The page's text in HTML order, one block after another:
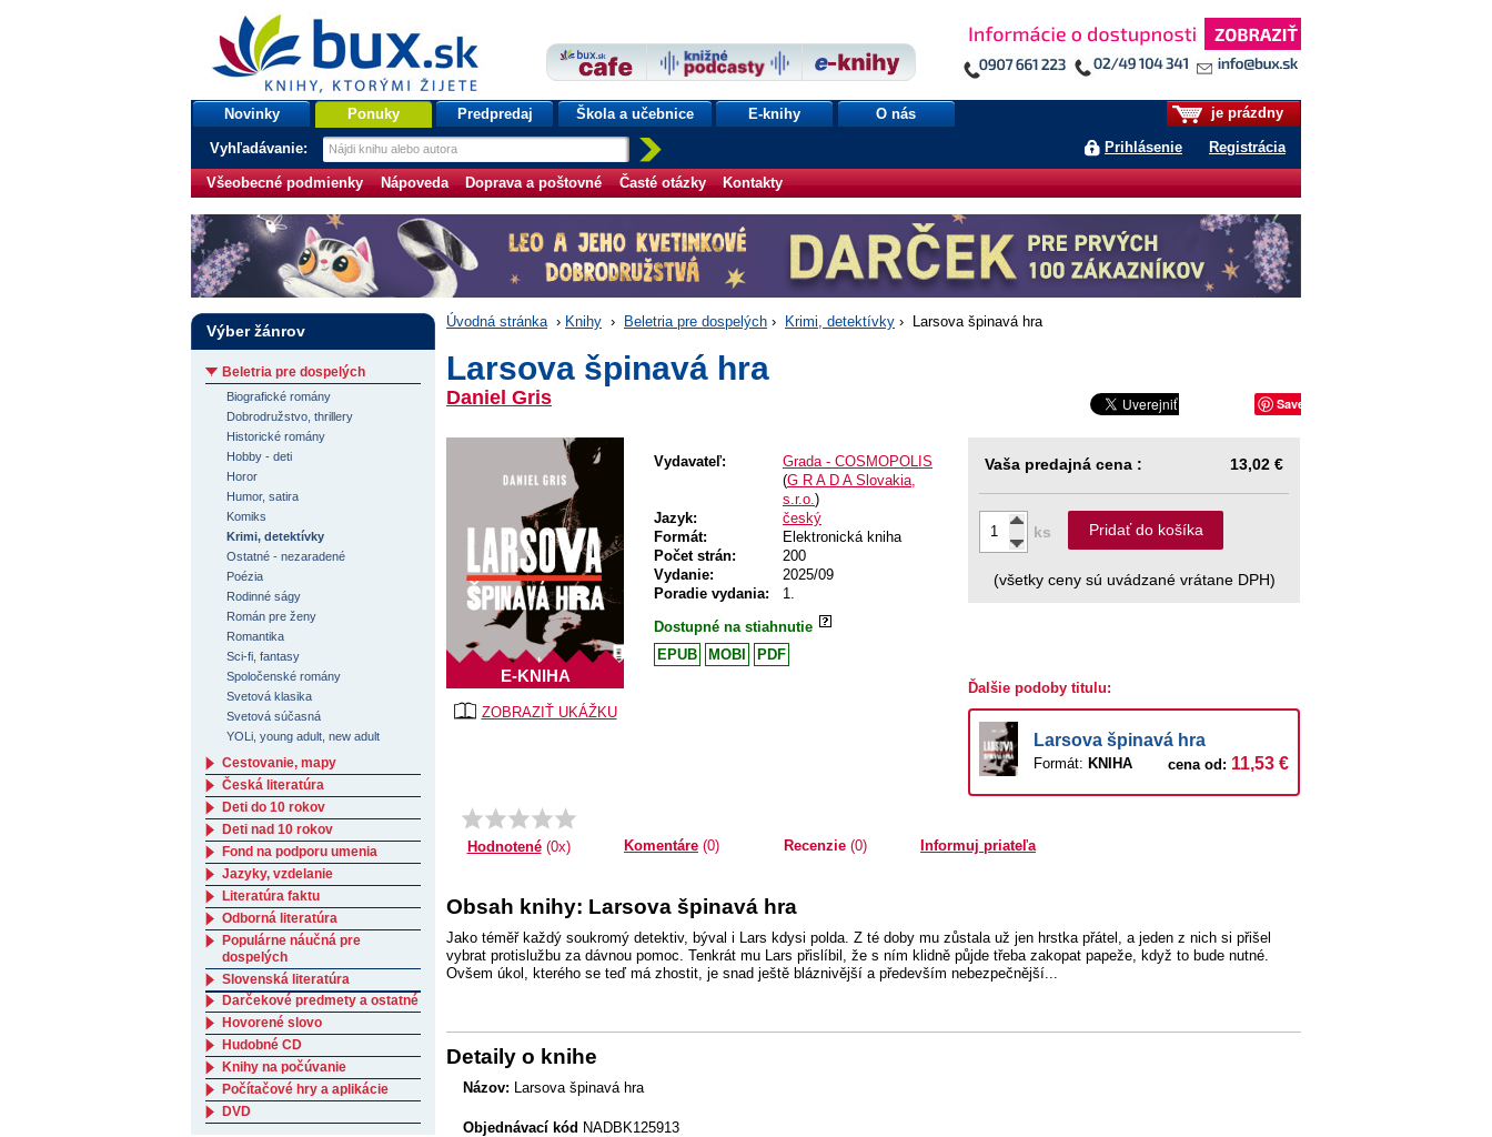
bux.sk
knihy, ktorými žijete
Úvodná stránka
je prázdny
Prihlásenie Registrácia
Novinky Ponuky Predpredaj Škola a učebnice E-knihy O nás
Vyhľadávanie:
Všeobecné podmienky Nápoveda Doprava a poštovné Časté otázky Kontakty
Úvodná stránka › Knihy › Beletria pre dospelých › Krimi, detektívky › Larsova špinavá hra
Larsova špinavá hra
Daniel Gris Save
ZOBRAZIŤ UKÁŽKU
E-KNIHA
Vydavateľ:
Grada - COSMOPOLIS
(G R A D A Slovakia,
s.r.o.)
Jazyk:
český
Formát:
Elektronická kniha
Počet strán:
200
Vydanie:
2025/09
Poradie vydania:
1.
Dostupné na stiahnutie
EPUB
MOBI PDF
Vaša predajná cena : 13,02 €
ks Pridať do košíka
(všetky ceny sú uvádzané vrátane DPH)
Ďalšie podoby titulu:
Larsova špinavá hra
Formát: KNIHA cena od: 11,53 €
Hodnotené(0x) Komentáre (0) Recenzie(0) Informuj priateľa
Obsah knihy: Larsova špinavá hra
Jako téměř každý soukromý detektiv, býval i Lars kdysi polda. Z té doby mu zůstala už jen hrstka přátel, a jeden z nich si přišel
vybrat protislužbu za dávnou pomoc. Tenkrát mu Lars přislíbil, že s ním klidně půjde třeba zakopat papeže, když to bude nutné.
Ovšem úkol, kterého se teď má zhostit, je snad ještě bláznivější a především nebezpečnější...
Detaily o knihe
Názov: Larsova špinavá hra
Objednávací kód NADBK125913
Výber žánrov
Beletria pre dospelých
Biografické romány
Dobrodružstvo, thrillery
Historické romány
Hobby - deti
Horor
Humor, satira
Komiks
Krimi, detektívky
Ostatné - nezaradené
Poézia
Rodinné ságy
Román pre ženy
Romantika
Sci-fi, fantasy
Spoločenské romány
Svetová klasika
Svetová súčasná
YOLi, young adult, new adult
Cestovanie, mapy
Česká literatúra
Deti do 10 rokov
Deti nad 10 rokov
Fond na podporu umenia
Jazyky, vzdelanie
Literatúra faktu
Odborná literatúra
Populárne náučná pre
dospelých
Slovenská literatúra
Darčekové predmety a ostatné
Hovorené slovo
Hudobné CD
Knihy na počúvanie
Počítačové hry a aplikácie
DVD